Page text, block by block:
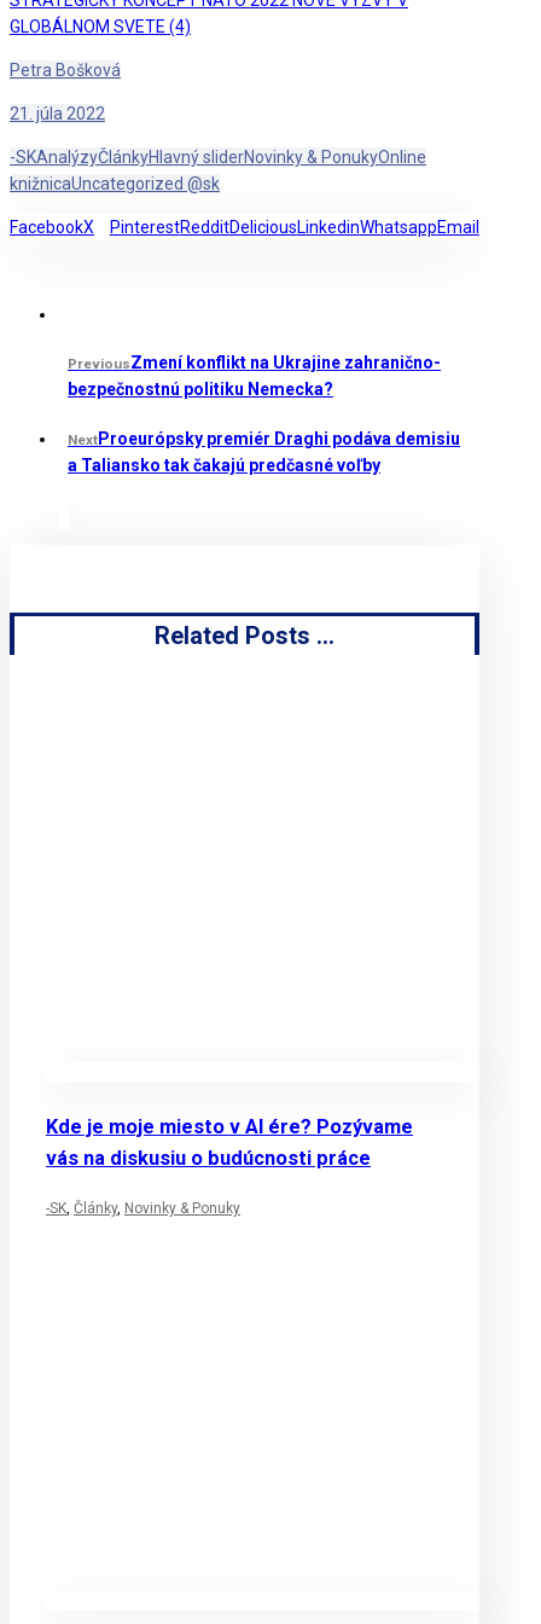
GLOBÁLNOM SVETE (4)
Petra Bošková
21. júla 2022
-SKAnalýzyČlánkyHlavný sliderNovinky & PonukyOnline
knižnicaUncategorized @sk
FacebookX PinterestRedditDeliciousLinkedinWhatsappEmail
PreviousZmení konflikt na Ukrajine zahranično-
bezpečnostnú politiku Nemecka?
Next Proeurópsky premiér Draghi podáva demisiu
a Taliansko tak čakajú predčasné voľby
Related Posts ...
Kde je moje miesto v AI ére? Pozývame
vás na diskusiu o budúcnosti práce
-SK, Články, Novinky & Ponuky